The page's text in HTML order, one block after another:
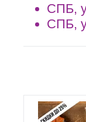
СПБ,
СПБ,